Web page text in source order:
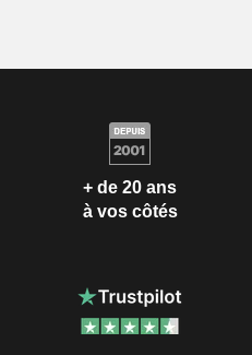
+ de 20 ans
à vos côtés